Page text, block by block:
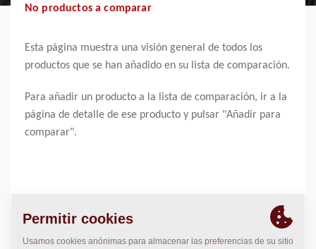
No productos a comparar
Esta página muestra una visión general de todos los
productos que se han añadido en su lista de comparación.
Para añadir un producto a la lista de comparación, ir a la
página de detalle de ese producto y pulsar "Añadir para
comparar".